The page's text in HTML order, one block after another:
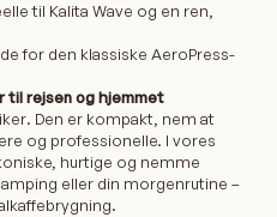
til Kalita Wave og en ren,
for den klassiske AeroPress-
til rejsen og hjemmet
Den er kompakt, nem at
og professionelle. I vores
hurtige og nemme
eller din morgenrutine –